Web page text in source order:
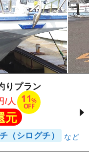
りプラン
/人 11%
OFF
元
（シログチ）